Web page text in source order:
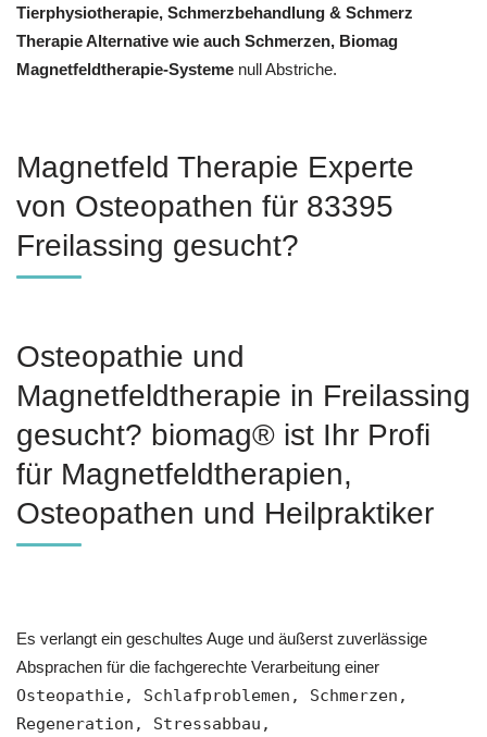
Tierphysiotherapie, Schmerzbehandlung & Schmerz
Therapie Alternative wie auch Schmerzen, Biomag
Magnetfeldtherapie-Systeme null Abstriche.
Magnetfeld Therapie Experte
von Osteopathen für 83395
Freilassing gesucht?
Osteopathie und
Magnetfeldtherapie in Freilassing
gesucht? biomag® ist Ihr Profi
für Magnetfeldtherapien,
Osteopathen und Heilpraktiker
Es verlangt ein geschultes Auge und äußerst zuverlässige
Absprachen für die fachgerechte Verarbeitung einer
Osteopathie, Schlafproblemen, Schmerzen,
Regeneration, Stressabbau,